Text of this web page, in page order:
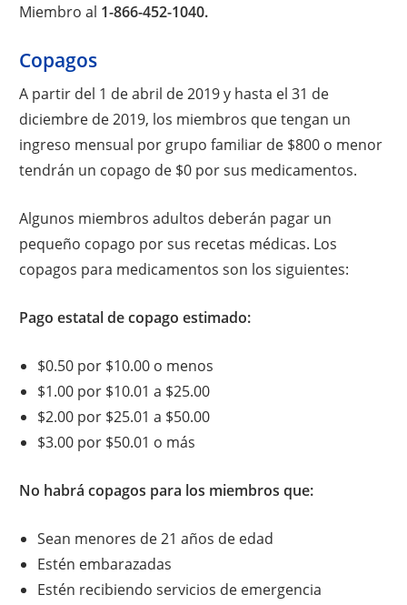
Miembro al 1-866-452-1040.
Copagos
A partir del 1 de abril de 2019 y hasta el 31 de
diciembre de 2019, los miembros que tengan un
ingreso mensual por grupo familiar de $800 o menor
tendrán un copago de $0 por sus medicamentos.
Algunos miembros adultos deberán pagar un
pequeño copago por sus recetas médicas. Los
copagos para medicamentos son los siguientes:
Pago estatal de copago estimado:
$0.50 por $10.00 o menos
$1.00 por $10.01 a $25.00
$2.00 por $25.01 a $50.00
$3.00 por $50.01 o más
No habrá copagos para los miembros que:
Sean menores de 21 años de edad
Estén embarazadas
Estén recibiendo servicios de emergencia